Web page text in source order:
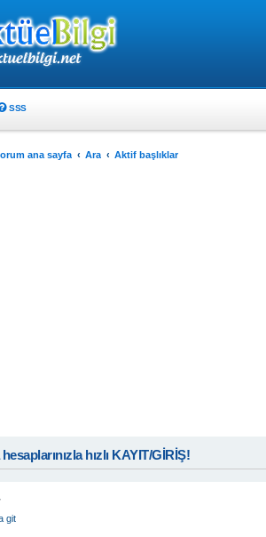
SSS
ana sayfa Ara Aktif başlıklar
hızlı KAYIT/GİRİŞ!
git